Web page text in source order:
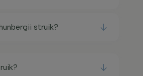
struik?